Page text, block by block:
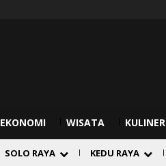
EKONOMI WISATA KULINER
SOLO RAYA KEDU RAYA